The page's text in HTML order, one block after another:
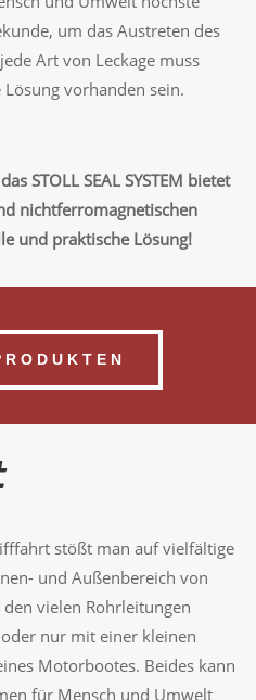
um das Austreten des
Art von Leckage muss
vorhanden sein.
STOLL SEAL SYSTEM bietet
nichtferromagnetischen
und praktische Lösung!
stößt man auf vielfältige
und Außenbereich von
vielen Rohrleitungen
nur mit einer kleinen
Motorbootes. Beides kann
für Mensch und Umwelt